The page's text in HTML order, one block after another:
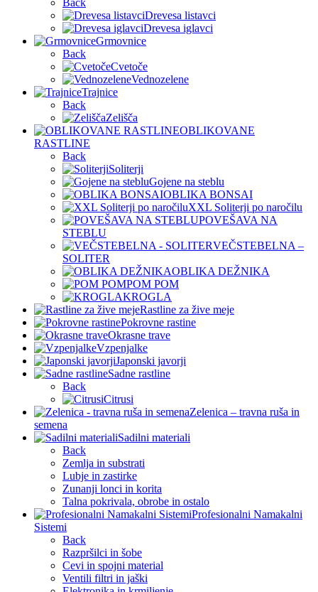
Back
Drevesa listavci
Drevesa iglavci
Grmovnice
Back
Cvetoče
Vednozelene
Trajnice
Back
Zelišča
OBLIKOVANE
RASTLINE
Back
Soliterji
Gojene na steblu
OBLIKA BONSAI
XXL Soliterji po naročilu
POVEŠAVA NA
STEBLU
VEČSTEBELNA –
SOLITER
OBLIKA DEŽNIKA
POM POM
KROGLA
Rastline za žive meje
Pokrovne rastine
Okrasne trave
Vzpenjalke
Japonski javorji
Sadne rastline
Back
Citrusi
Zelenica – travna ruša in
semena
Sadilni materiali
Back
Zemlja in substrati
Lubje in zastirke
Zunanji lonci in korita
Talna pokrivala, obrobe in ostalo
Profesionalni Namakalni
Sistemi
Back
Razpršilci in šobe
Cevi in spojni material
Ventili filtri in jaški